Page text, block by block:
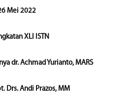
Mei 2022
XLI ISTN
dr. Achmad Yurianto, MARS
Drs. Andi Prazos, MM